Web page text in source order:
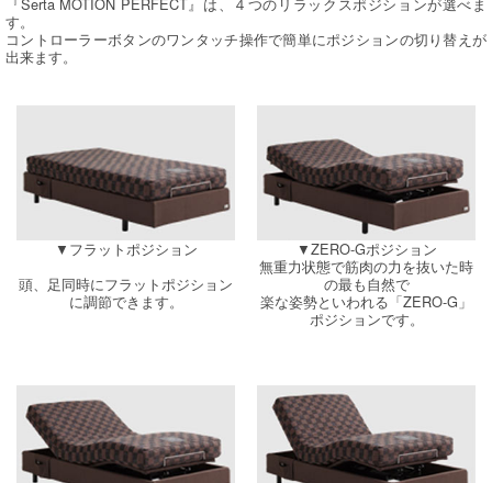
す。
コントローラーボタンのワンタッチ操作で簡単にポジションの切り替えが
出来ます。
▼フラットポジション
▼ZERO-Gポジション
頭、足同時にフラットポジション
に調節できます。
無重力状態で筋肉の力を抜いた時
の最も自然で
楽な姿勢といわれる「ZERO-G」
ポジションです。